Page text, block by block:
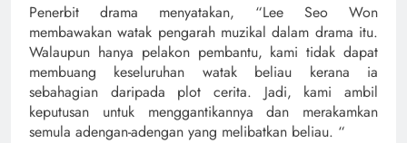
Penerbit drama menyatakan, “Lee Seo Won
membawakan watak pengarah muzikal dalam drama itu.
Walaupun hanya pelakon pembantu, kami tidak dapat
membuang keseluruhan watak beliau kerana ia
sebahagian daripada plot cerita. Jadi, kami ambil
keputusan untuk menggantikannya dan merakamkan
semula adengan-adengan yang melibatkan beliau. “